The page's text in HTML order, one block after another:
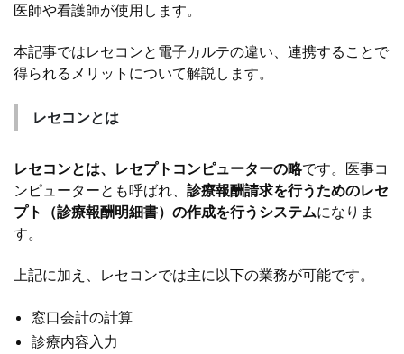
医師や看護師が使用します。
本記事ではレセコンと電子カルテの違い、連携することで
得られるメリットについて解説します。
レセコンとは
レセコンとは、レセプトコンピューターの略です。医事コ
ンピューターとも呼ばれ、 診療報酬請求を行うためのレセ
プト（診療報酬明細書）の作成を行うシステムになりま
す。
上記に加え、レセコンでは主に以下の業務が可能です。
窓口会計の計算
診療内容入力